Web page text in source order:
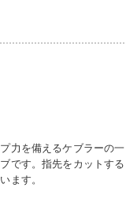
力を備えるケブラーの一
です。指先をカットする
ます。